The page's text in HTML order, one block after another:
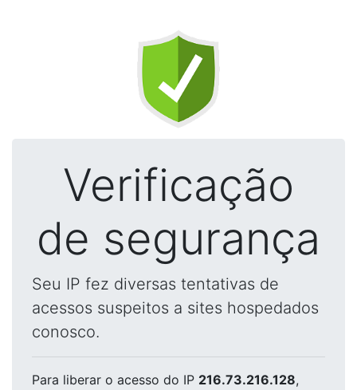
Verificação
de segurança
Seu IP fez diversas tentativas de
acessos suspeitos a sites hospedados
conosco.
Para liberar o acesso do IP 216.73.216.128,